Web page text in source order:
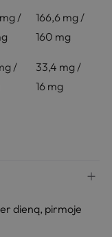
/
166,6 mg /
160 mg
/
33,4 mg /
16 mg
dieną, pirmoje